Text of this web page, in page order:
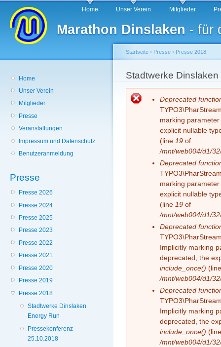
Marathon Dinslaken - für
Hauptmenü Home Unser Verein Mitglieder
Home
Unser Verein
Mitglieder
Presse
Veranstaltungen
Impressum und Datenschutz
Benutzeranmeldung
Presse
Presse 2026
Presse 2024
Presse 2025
Presse 2023
Presse 2022
Presse 2021
Presse 2020
Presse 2019
Presse 2018
Stadtwerke Dinslaken
Energy Run
Pressekonferenz
25.10.2018
Sie sind hier
Startseite › Presse › Presse 2018
Stadtwerke
Fehlermeldung
Deprecated
marking
explicit nullable
(line 19 of
/mnt/web004/d1/
Deprecated
marking
explicit nullable
(line 19 of
/mnt/web004/d1/
Deprecated
Implicitly marking
deprecated, the
include_once()
/mnt/web004/d1/
Deprecated
Implicitly marking
deprecated, the
include_once()
/mnt/web004/d1/